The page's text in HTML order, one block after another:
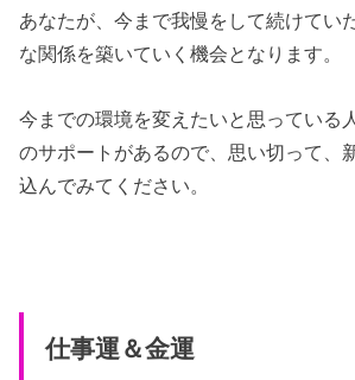
あなたが、今まで我慢をして続けてい
な関係を築いていく機会となります。
今までの環境を変えたいと思っている
のサポートがあるので、思い切って、
込んでみてください。
仕事運＆金運